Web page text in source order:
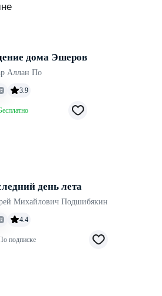
дома Эшеров
Аллан По
3.9
день лета
Михайлович Подшибякин
4.4
подписке